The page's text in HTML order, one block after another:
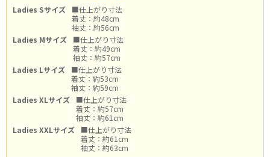
Ladies Sサイズ
■仕上がり寸法
着丈：約48cm
袖丈：約56cm
Ladies Mサイズ
■仕上がり寸法
着丈：約49cm
袖丈：約57cm
Ladies Lサイズ
■仕上がり寸法
着丈：約53cm
袖丈：約59cm
Ladies XLサイズ
■仕上がり寸法
着丈：約57cm
袖丈：約61cm
Ladies XXLサイズ
■仕上がり寸法
着丈：約61cm
袖丈：約63cm